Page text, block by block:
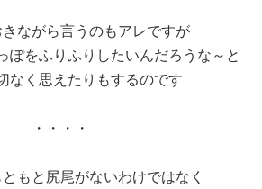
ながら言うのもアレですが
ぽをふりふりしたいんだろうな～と
なく思えたりもするのです
・・・・
もと尻尾がないわけではなく